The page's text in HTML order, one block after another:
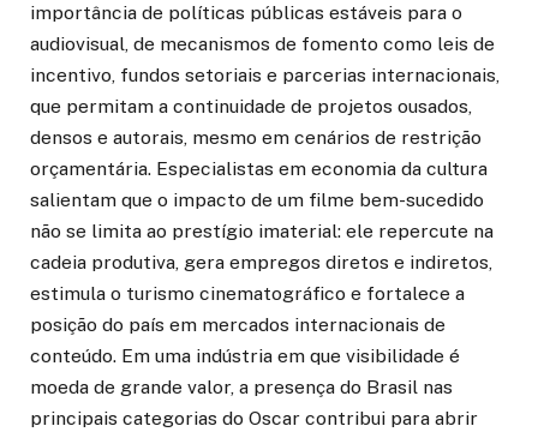
importância de políticas públicas estáveis para o
audiovisual, de mecanismos de fomento como leis de
incentivo, fundos setoriais e parcerias internacionais,
que permitam a continuidade de projetos ousados,
densos e autorais, mesmo em cenários de restrição
orçamentária. Especialistas em economia da cultura
salientam que o impacto de um filme bem-sucedido
não se limita ao prestígio imaterial: ele repercute na
cadeia produtiva, gera empregos diretos e indiretos,
estimula o turismo cinematográfico e fortalece a
posição do país em mercados internacionais de
conteúdo. Em uma indústria em que visibilidade é
moeda de grande valor, a presença do Brasil nas
principais categorias do Oscar contribui para abrir